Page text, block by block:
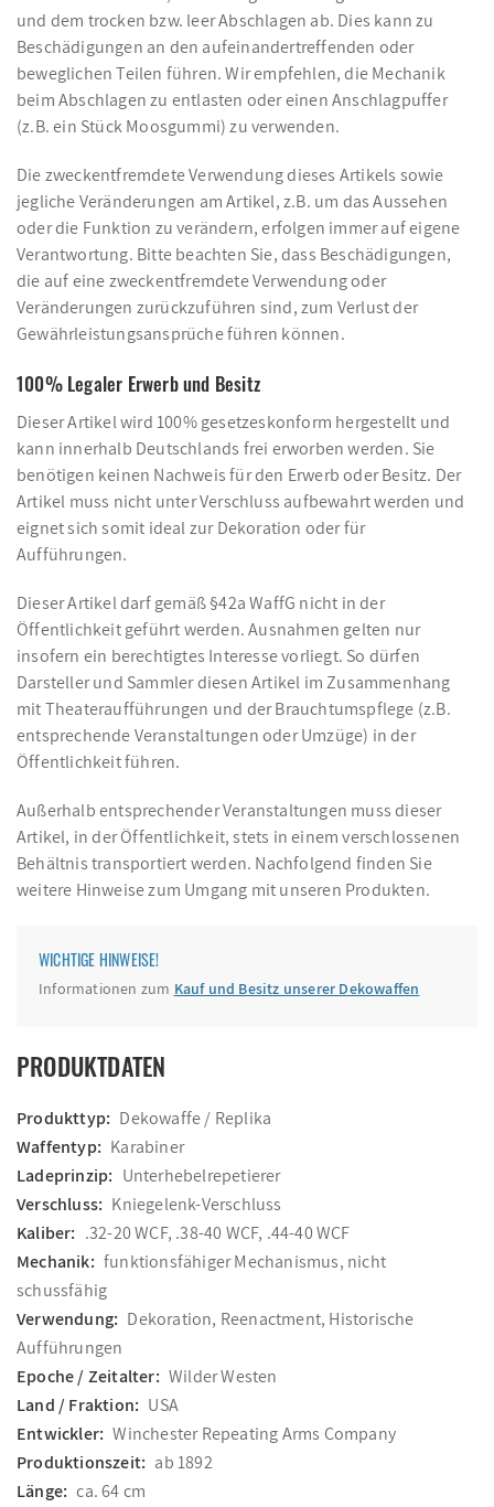
und dem trocken bzw. leer Abschlagen ab. Dies kann zu
Beschädigungen an den aufeinandertreffenden oder
beweglichen Teilen führen. Wir empfehlen, die Mechanik
beim Abschlagen zu entlasten oder einen Anschlagpuffer
(z.B. ein Stück Moosgummi) zu verwenden.
Die zweckentfremdete Verwendung dieses Artikels sowie
jegliche Veränderungen am Artikel, z.B. um das Aussehen
oder die Funktion zu verändern, erfolgen immer auf eigene
Verantwortung. Bitte beachten Sie, dass Beschädigungen,
die auf eine zweckentfremdete Verwendung oder
Veränderungen zurückzuführen sind, zum Verlust der
Gewährleistungsansprüche führen können.
100% Legaler Erwerb und Besitz
Dieser Artikel wird 100% gesetzeskonform hergestellt und
kann innerhalb Deutschlands frei erworben werden. Sie
benötigen keinen Nachweis für den Erwerb oder Besitz. Der
Artikel muss nicht unter Verschluss aufbewahrt werden und
eignet sich somit ideal zur Dekoration oder für
Aufführungen.
Dieser Artikel darf gemäß §42a WaffG nicht in der
Öffentlichkeit geführt werden. Ausnahmen gelten nur
insofern ein berechtigtes Interesse vorliegt. So dürfen
Darsteller und Sammler diesen Artikel im Zusammenhang
mit Theateraufführungen und der Brauchtumspflege (z.B.
entsprechende Veranstaltungen oder Umzüge) in der
Öffentlichkeit führen.
Außerhalb entsprechender Veranstaltungen muss dieser
Artikel, in der Öffentlichkeit, stets in einem verschlossenen
Behältnis transportiert werden. Nachfolgend finden Sie
weitere Hinweise zum Umgang mit unseren Produkten.
WICHTIGE HINWEISE!
Informationen zum Kauf und Besitz unserer Dekowaffen
PRODUKTDATEN
Produkttyp: Dekowaffe / Replika
Waffentyp: Karabiner
Ladeprinzip: Unterhebelrepetierer
Verschluss: Kniegelenk-Verschluss
Kaliber: .32-20 WCF, .38-40 WCF, .44-40 WCF
Mechanik: funktionsfähiger Mechanismus, nicht
schussfähig
Verwendung: Dekoration, Reenactment, Historische
Aufführungen
Epoche / Zeitalter: Wilder Westen
Land / Fraktion: USA
Entwickler: Winchester Repeating Arms Company
Produktionszeit: ab 1892
Länge: ca. 64 cm